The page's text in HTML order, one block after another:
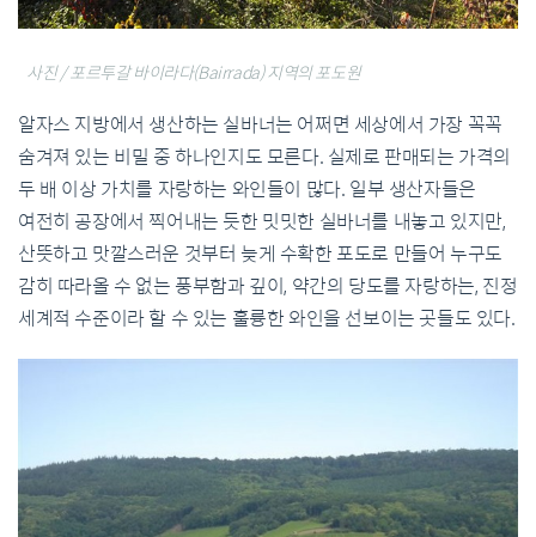
사진 / 포르투갈 바이라다(Bairrada) 지역의 포도원
알자스 지방에서 생산하는 실바너는 어쩌면 세상에서 가장 꼭꼭
숨겨져 있는 비밀 중 하나인지도 모른다. 실제로 판매되는 가격의
두 배 이상 가치를 자랑하는 와인들이 많다. 일부 생산자들은
여전히 공장에서 찍어내는 듯한 밋밋한 실바너를 내놓고 있지만,
산뜻하고 맛깔스러운 것부터 늦게 수확한 포도로 만들어 누구도
감히 따라올 수 없는 풍부함과 깊이, 약간의 당도를 자랑하는, 진정
세계적 수준이라 할 수 있는 훌륭한 와인을 선보이는 곳들도 있다.